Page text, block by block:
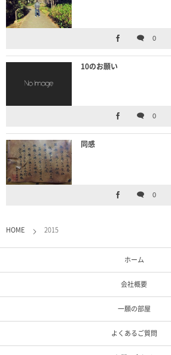
0
10のお願い
0
同感
0
HOME 2015
ホーム
会社概要
一願の部屋
よくあるご質問